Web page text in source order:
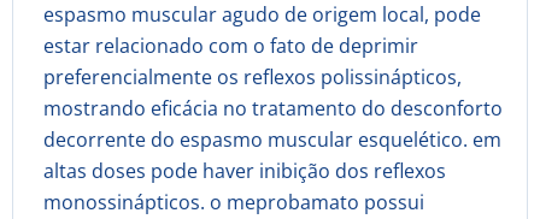
espasmo muscular agudo de origem local, pode
estar relacionado com o fato de deprimir
preferencialmente os reflexos polissinápticos,
mostrando eficácia no tratamento do desconforto
decorrente do espasmo muscular esquelético. em
altas doses pode haver inibição dos reflexos
monossinápticos. o meprobamato possui